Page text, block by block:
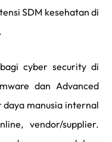
SDM kesehatan di
cyber security di
dan Advanced
daya manusia internal
vendor/supplier.